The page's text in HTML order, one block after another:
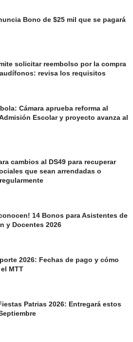
Bono de $25 mil que se pagará
solicitar reembolso por la compra
revisa los requisitos
Cámara aprueba reforma al
Escolar y proyecto avanza al
cambios al DS49 para recuperar
que sean arrendadas o
14 Bonos para Asistentes de
y Docentes 2026
2026: Fechas de pago y cómo
MTT
Patrias 2026: Entregará estos